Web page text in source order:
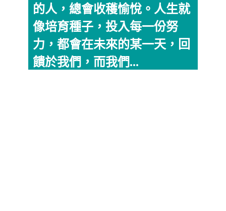
的人，總會收穫愉悅。人生就
像培育種子，投入每一份努
力，都會在未來的某一天，回
饋於我們，而我們...